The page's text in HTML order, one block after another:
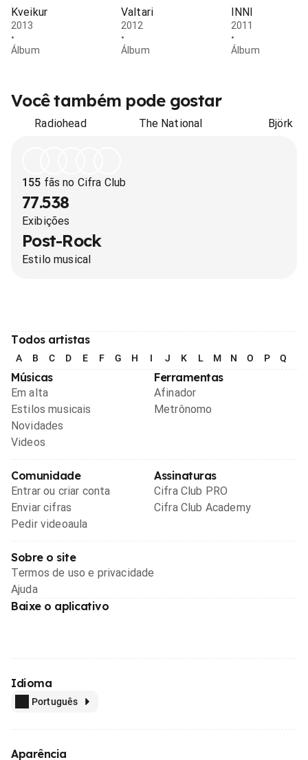
Kveikur
2013
•
Álbum
Valtari
2012
•
Álbum
INNI
2011
•
Álbum
Você também pode gostar
Radiohead The National Björk
155 fãs no Cifra Club
77.538
Exibições
Post-Rock
Estilo musical
Todos artistas
A B C D E F G H I J K L M N O P Q
Músicas
Em alta
Estilos musicais
Novidades
Videos
Ferramentas
Afinador
Metrônomo
Comunidade
Entrar ou criar conta
Enviar cifras
Pedir videoaula
Assinaturas
Cifra Club PRO
Cifra Club Academy
Sobre o site
Termos de uso e privacidade
Ajuda
Baixe o aplicativo
Idioma
Português
Aparência